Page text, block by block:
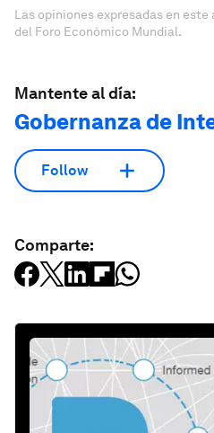
Las opiniones expresadas en
del Foro Económico Mundial.
Mantente al día:
Gobernanza de
Follow
Comparte: